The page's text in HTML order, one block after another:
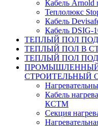
Кабель Arnold
Теплолюкс
Кабель
Кабель DSIG-
ТЕПЛЫЙ ПОЛ
ТЕПЛЫЙ ПОЛ В
ТЕПЛЫЙ ПОЛ
ПРОМЫШЛЕННЫЙ
СТРОИТЕЛЬНЫЙ
Кабель
КСТМ
Секция